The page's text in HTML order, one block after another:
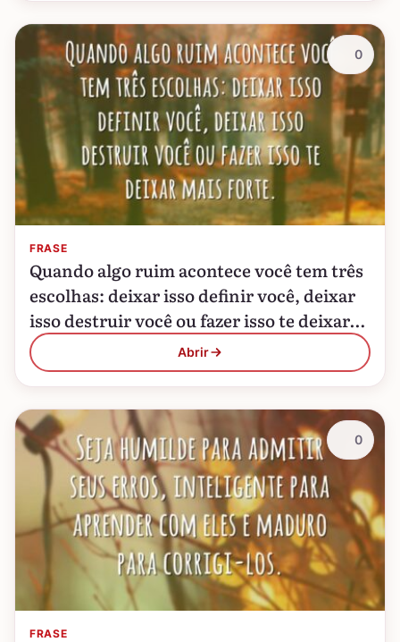
FRASE
Quando algo ruim acontece você tem três
escolhas: deixar isso definir você, deixar
isso destruir você ou fazer isso te deixar
mais forte.
Abrir
0
FRASE
0